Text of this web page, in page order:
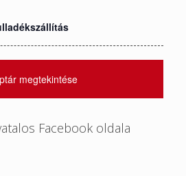
megtekintése
Facebook oldala